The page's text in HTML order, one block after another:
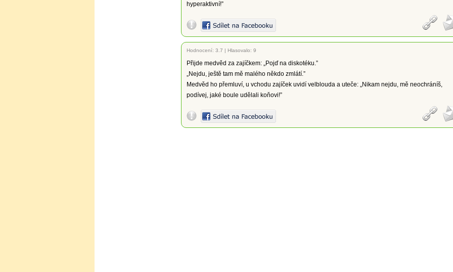
hyperaktivní!”
Hodnocení: 3.7 | Hlasovalo: 9
Přijde medvěd za zajíčkem: „Pojď na diskotéku.”
„Nejdu, ještě tam mě malého někdo zmlátí.”
Medvěd ho přemluví, u vchodu zajíček uvidí velblouda a uteče: „Nikam nejdu, mě neochráníš,
podívej, jaké boule udělali koňovi!”